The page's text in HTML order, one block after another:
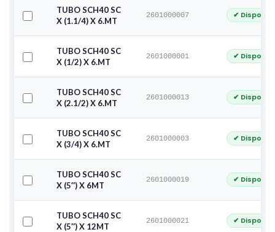
TUBO SCH40 SC
X (1.1/4) X 6.MT
2601000007 ✔
TUBO SCH40 SC
X (1/2) X 6.MT
2601000001 ✔
TUBO SCH40 SC
X (2.1/2) X 6.MT
2601000013 ✔
TUBO SCH40 SC
X (3/4) X 6.MT
2601000003 ✔
TUBO SCH40 SC
X (5″) X 6MT
2601000019 ✔
TUBO SCH40 SC
X (5″) X 12MT
2601000021 ✔